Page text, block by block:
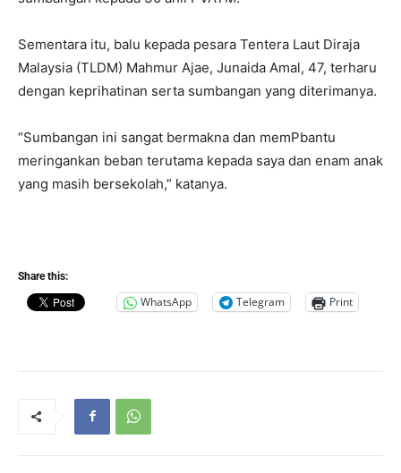
Sementara itu, balu kepada pesara Tentera Laut Diraja
Malaysia (TLDM) Mahmur Ajae, Junaida Amal, 47, terharu
dengan keprihatinan serta sumbangan yang diterimanya.
“Sumbangan ini sangat bermakna dan memPbantu
meringankan beban terutama kepada saya dan enam anak
yang masih bersekolah,” katanya.
Share this:
WhatsApp Telegram Print